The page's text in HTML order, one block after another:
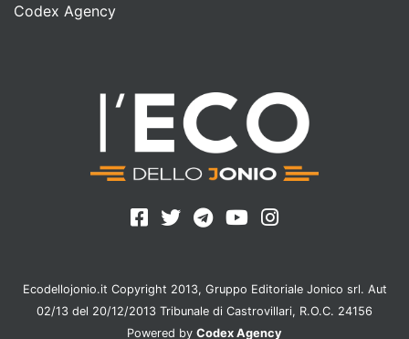
Codex Agency
Ecodellojonio.it Copyright 2013, Gruppo Editoriale Jonico srl. Aut
02/13 del 20/12/2013 Tribunale di Castrovillari, R.O.C. 24156
Powered by Codex Agency